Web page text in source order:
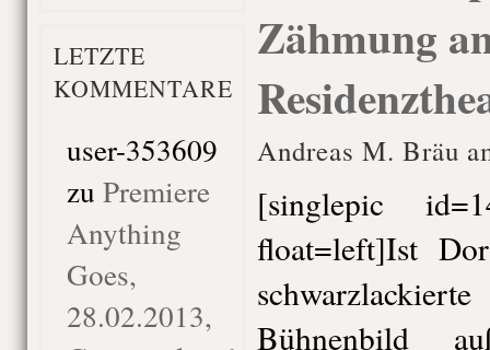
LETZTE
KOMMENTARE
user-353609
zu Premiere
Anything
Goes,
28.02.2013,
Zähmung
Andreas M. Bräu
[singlepic
float=left]Ist
Bühnenbild